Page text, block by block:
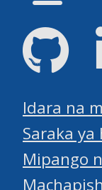
Idara na
Saraka
Mipango